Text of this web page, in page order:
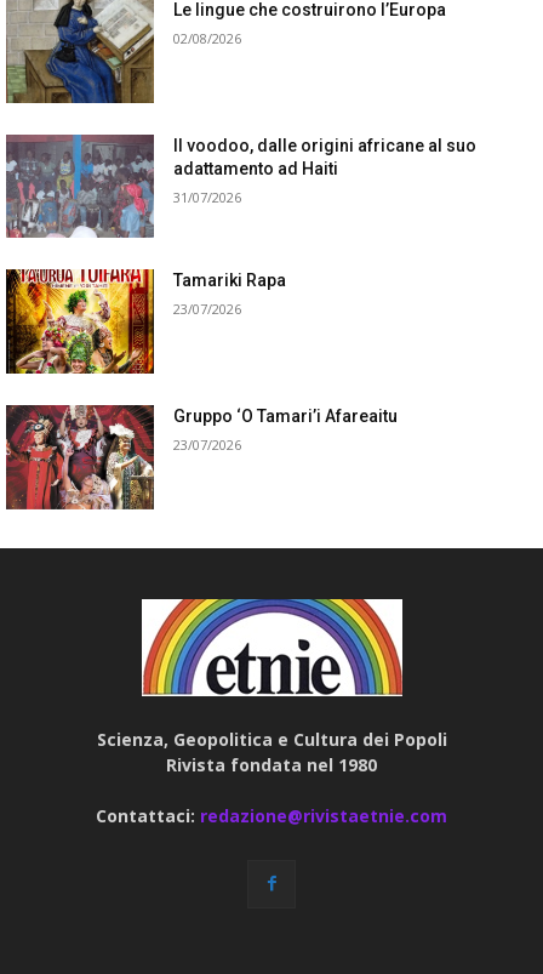
Le lingue che costruirono l’Europa
02/08/2026
Il voodoo, dalle origini africane al suo
adattamento ad Haiti
31/07/2026
Tamariki Rapa
23/07/2026
Gruppo ‘O Tamari’i Afareaitu
23/07/2026
Scienza, Geopolitica e Cultura dei Popoli
Rivista fondata nel 1980
Contattaci: redazione@rivistaetnie.com